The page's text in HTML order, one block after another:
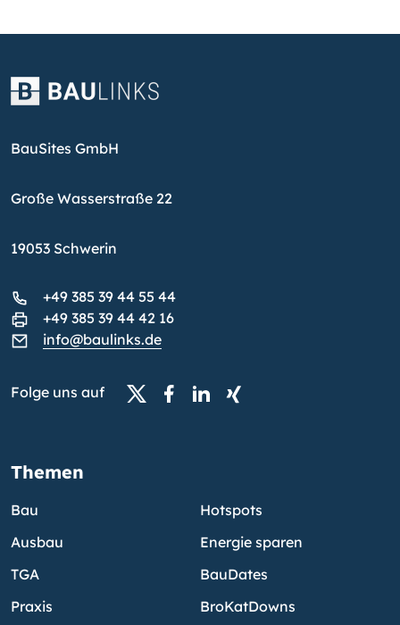
BauSites GmbH
Große Wasserstraße 22
19053 Schwerin
+49 385 39 44 55 44
+49 385 39 44 42 16
info@baulinks.de
Folge uns auf
Themen
Bau
Ausbau
TGA
Praxis
Hotspots
Energie sparen
BauDates
BroKatDowns